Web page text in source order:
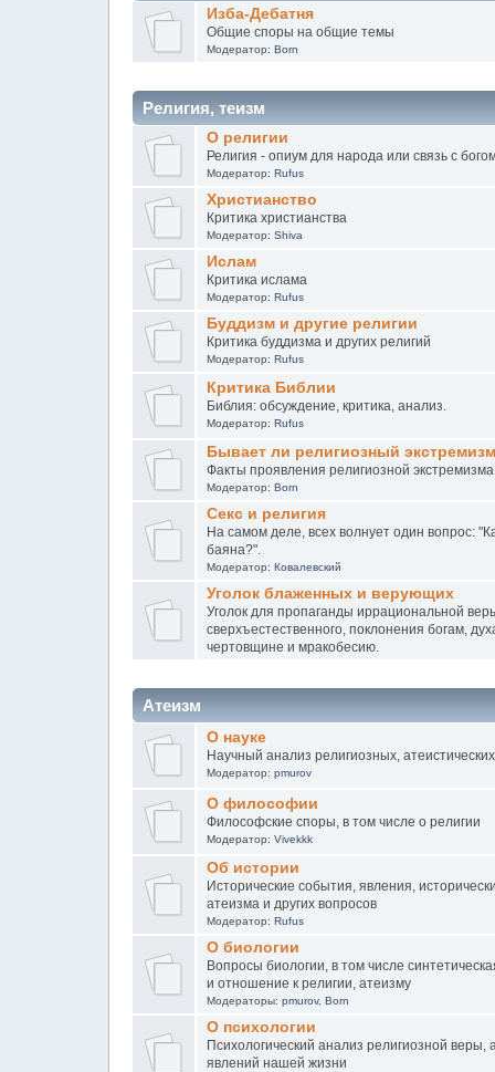
Изба-Дебатня
Общие споры на общие темы
Модератор: Born
Религия, теизм
О религии
Религия - опиум для народа или связь с
Модератор: Rufus
Христианство
Критика христианства
Модератор: Shiva
Ислам
Критика ислама
Модератор: Rufus
Буддизм и другие религии
Критика буддизма и других религий
Модератор: Rufus
Критика Библии
Библия: обсуждение, критика, анализ.
Модератор: Rufus
Бывает ли религиозный
Факты проявления религиозной экстремизма
Модератор: Born
Секс и религия
На самом деле, всех волнует один вопрос:
баяна?".
Модератор: Ковалевский
Уголок блаженных и верующих
Уголок для пропаганды иррациональной
сверхъестественного, поклонения богам,
чертовщине и мракобесию.
Атеизм
О науке
Научный анализ религиозных,
Модератор: pmurov
О философии
Философские споры, в том числе о религии
Модератор: Vivekkk
Об истории
Исторические события, явления,
атеизма и других вопросов
Модератор: Rufus
О биологии
Вопросы биологии, в том числе
и отношение к религии, атеизму
Модераторы: pmurov, Born
О психологии
Психологический анализ религиозной веры,
явлений нашей жизни